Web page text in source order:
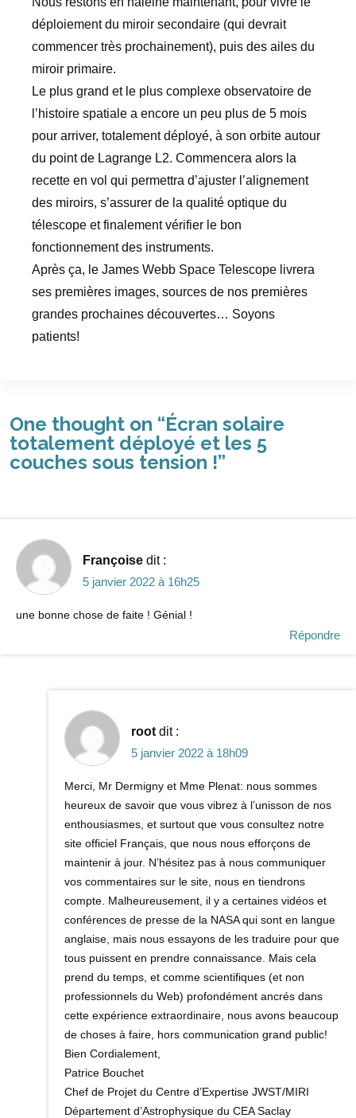
déploiement du miroir secondaire (qui devrait
commencer très prochainement), puis des ailes du
miroir primaire.
Le plus grand et le plus complexe observatoire de
l’histoire spatiale a encore un peu plus de 5 mois
pour arriver, totalement déployé, à son orbite autour
du point de Lagrange L2. Commencera alors la
recette en vol qui permettra d’ajuster l’alignement
des miroirs, s’assurer de la qualité optique du
télescope et finalement vérifier le bon
fonctionnement des instruments.
Après ça, le James Webb Space Telescope livrera
ses premières images, sources de nos premières
grandes prochaines découvertes… Soyons
patients!
One thought on “Écran solaire
totalement déployé et les 5
couches sous tension !”
Françoise dit :
5 janvier 2022 à 16h25
une bonne chose de faite ! Génial !
Répondre
root dit :
5 janvier 2022 à 18h09
Merci, Mr Dermigny et Mme Plenat: nous sommes
heureux de savoir que vous vibrez à l’unisson de nos
enthousiasmes, et surtout que vous consultez notre
site officiel Français, que nous nous efforçons de
maintenir à jour. N’hésitez pas à nous communiquer
vos commentaires sur le site, nous en tiendrons
compte. Malheureusement, il y a certaines vidéos et
conférences de presse de la NASA qui sont en langue
anglaise, mais nous essayons de les traduire pour que
tous puissent en prendre connaissance. Mais cela
prend du temps, et comme scientifiques (et non
professionnels du Web) profondément ancrés dans
cette expérience extraordinaire, nous avons beaucoup
de choses à faire, hors communication grand public!
Bien Cordialement,
Patrice Bouchet
Chef de Projet du Centre d’Expertise JWST/MIRI
Département d’Astrophysique du CEA Saclay